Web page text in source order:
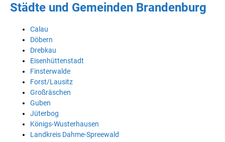
Städte und Gemeinden Brandenburg
Calau
Döbern
Drebkau
Eisenhüttenstadt
Finsterwalde
Forst/Lausitz
Großräschen
Guben
Jüterbog
Königs-Wusterhausen
Landkreis Dahme-Spreewald